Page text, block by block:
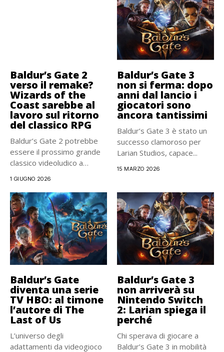
Baldur’s Gate 2
verso il remake?
Wizards of the
Coast sarebbe al
lavoro sul ritorno
del classico RPG
Baldur’s Gate 2 potrebbe
essere il prossimo grande
classico videoludico a
1 GIUGNO 2026
Baldur’s Gate 3
non si ferma: dopo
anni dal lancio i
giocatori sono
ancora tantissimi
Baldur’s Gate 3 è stato un
successo clamoroso per
Larian Studios, capace...
15 MARZO 2026
Baldur’s Gate
diventa una serie
TV HBO: al timone
l’autore di The
Last of Us
L’universo degli
adattamenti da videogioco
Baldur’s Gate 3
non arriverà su
Nintendo Switch
2: Larian spiega il
perché
Chi sperava di giocare a
Baldur’s Gate 3 in mobilità